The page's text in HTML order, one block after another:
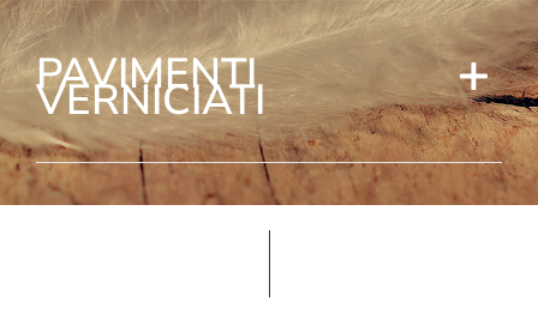
PAVIMENTI
VERNICIATI